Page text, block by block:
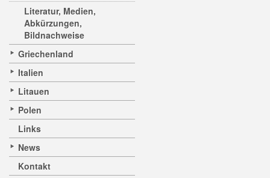
Literatur, Medien,
Abkürzungen,
Bildnachweise
Griechenland
Italien
Litauen
Polen
Links
News
Kontakt